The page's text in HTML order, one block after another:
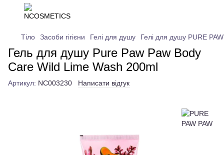
Тіло Засоби гігієни Гелі для душу Гелі для душу PURE
Гель для душу Pure Paw Paw Body
Care Wild Lime Wash 200ml
Артикул: NC003230 Написати відгук